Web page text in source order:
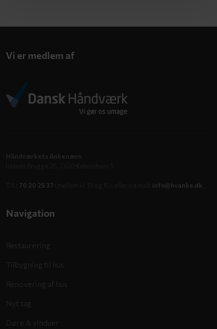
Vi er medlem af
70 20 25 37 info@hvanke.dk
Navigation​
Restaurering
Tilbygning til hus
Renovering af hus
Nyt tag
Døre & vinduer